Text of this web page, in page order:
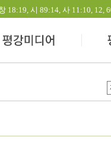
18:19, 시 89:14, 사 11:10, 12,